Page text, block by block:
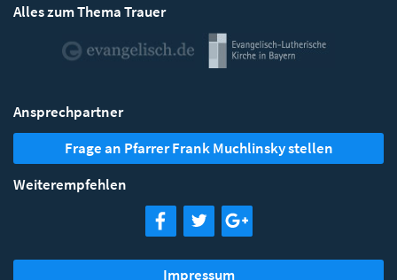
Alles zum Thema Trauer
Ansprechpartner
Frage an Pfarrer Frank Muchlinsky stellen
Weiterempfehlen
Impressum